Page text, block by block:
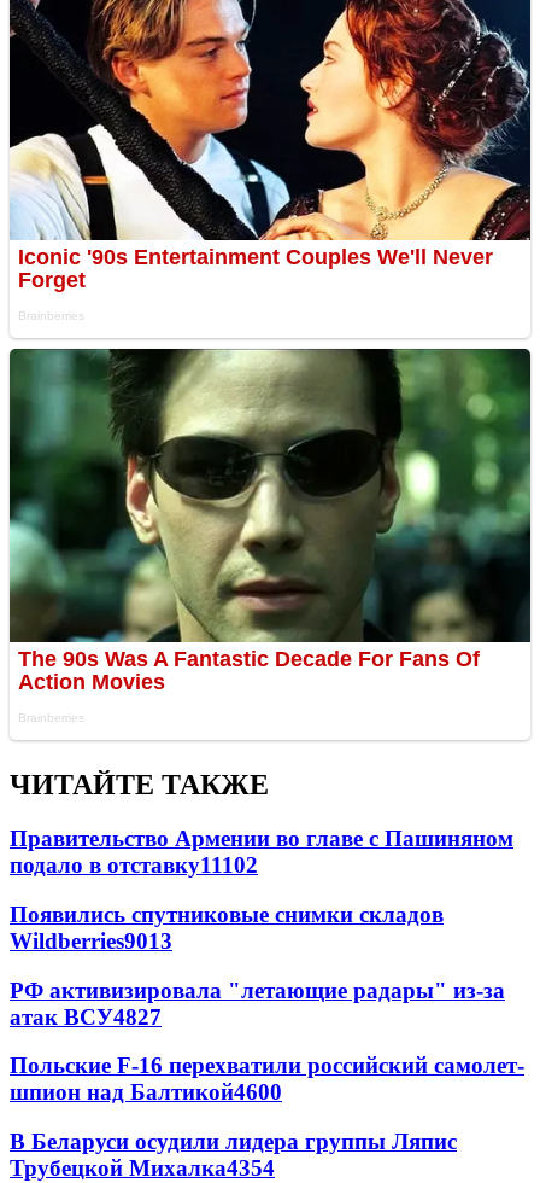
ЧИТАЙТЕ ТАКЖЕ
Правительство Армении во главе с Пашиняном
подало в отставку11102
Появились спутниковые снимки складов
Wildberries9013
РФ активизировала "летающие радары" из-за
атак ВСУ4827
Польские F-16 перехватили российский самолет-
шпион над Балтикой4600
В Беларуси осудили лидера группы Ляпис
Трубецкой Михалка4354